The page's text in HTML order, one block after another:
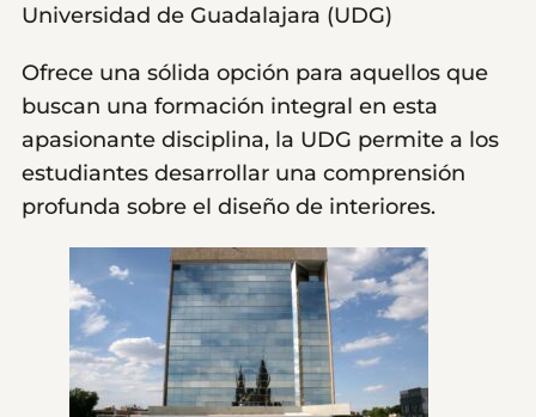
Universidad de Guadalajara (UDG)
Ofrece una sólida opción para aquellos que
buscan una formación integral en esta
apasionante disciplina, la UDG permite a los
estudiantes desarrollar una comprensión
profunda sobre el diseño de interiores.